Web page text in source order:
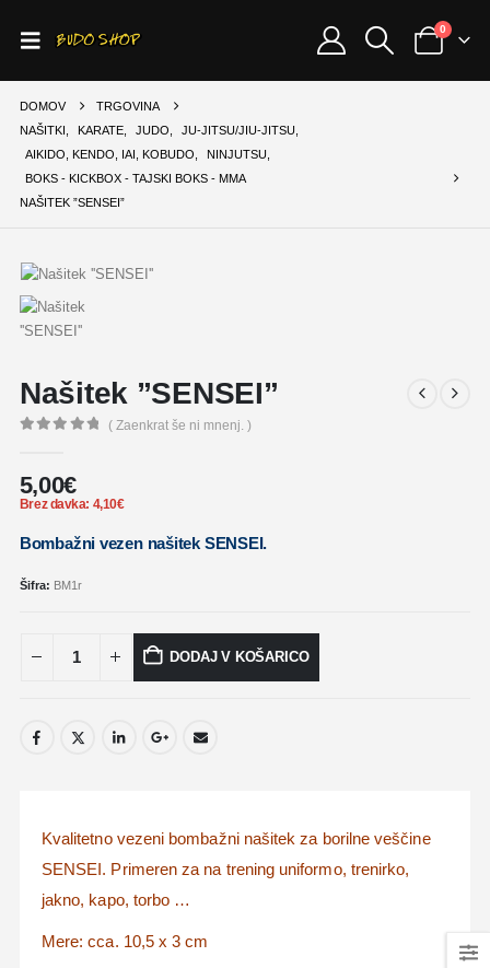
0
DOMOV
TRGOVINA
NAŠITKI
KARATE, JUDO JU-JITSU/JIU-JITSU
AIKIDO, KENDO, IAI, KOBUDO
NINJUTSU
BOKS - KICKBOX - TAJSKI BOKS - MMA
NAŠITEK ”SENSEI”
Našitek ”SENSEI”
( Zaenkrat še ni mnenj. )
5,00€
Brez davka: 4,10€
Bombažni vezen našitek SENSEI.
Šifra: BM1r
DODAJ V KOŠARICO
Kvalitetno vezeni bombažni našitek za borilne veščine
SENSEI. Primeren za na trening uniformo, trenirko,
jakno, kapo, torbo …
Mere: cca. 10,5 x 3 cm